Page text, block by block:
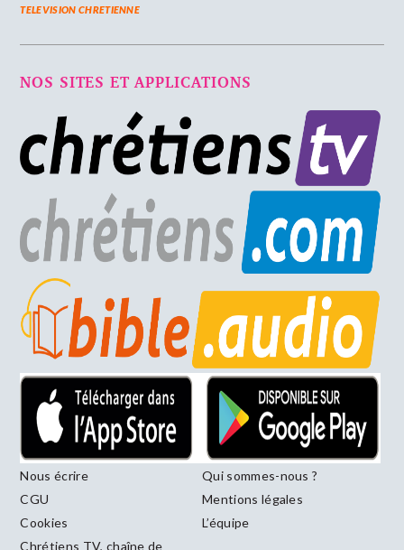
TELEVISION CHRETIENNE
NOS SITES ET APPLICATIONS
Nous écrire
Qui sommes-nous ?
CGU
Mentions légales
Cookies
L’équipe
Chrétiens TV, chaîne de